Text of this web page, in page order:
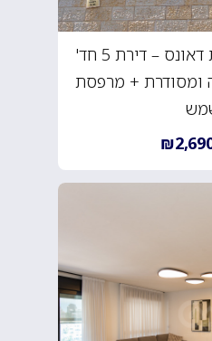
באחוזה ברח' גבעת דאונס – דירת 5 חד'
ומסודרת + מרפסת